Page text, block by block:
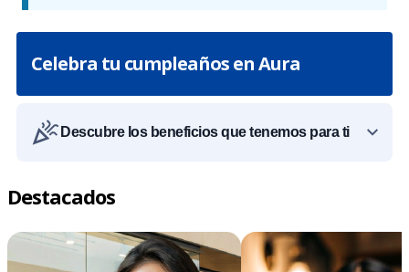
Celebra tu cumpleaños en Aura
Descubre los beneficios que tenemos para ti
Destacados